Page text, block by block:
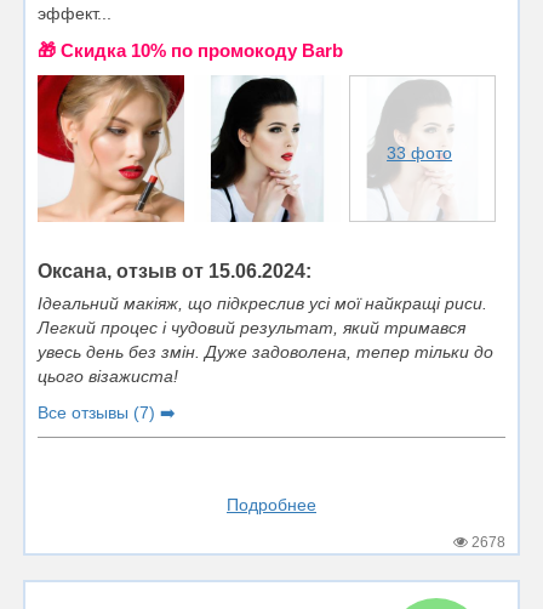
эффект...
🎁 Cкидка 10% по промокоду Barb
33 фото
Оксана, отзыв от 15.06.2024:
Ідеальний макіяж, що підкреслив усі мої найкращі риси.
Легкий процес і чудовий результат, який тримався
увесь день без змін. Дуже задоволена, тепер тільки до
цього візажиста!
Все отзывы (7) ➡️
Подробнее
2678